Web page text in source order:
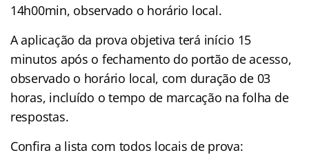
14h00min, observado o horário local.
A aplicação da prova objetiva terá início 15
minutos após o fechamento do portão de acesso,
observado o horário local, com duração de 03
horas, incluído o tempo de marcação na folha de
respostas.
Confira a lista com todos locais de prova: